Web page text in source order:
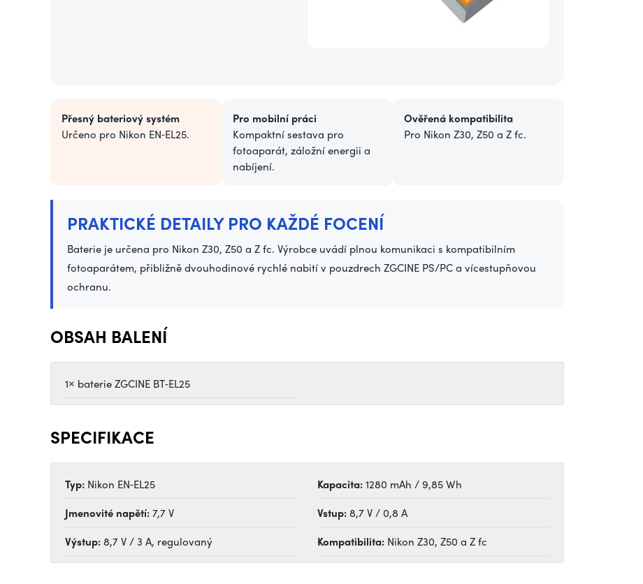
Přesný bateriový systém
Určeno pro Nikon EN‑EL25.
Pro mobilní práci
Kompaktní sestava pro
fotoaparát, záložní energii a
nabíjení.
Ověřená kompatibilita
Pro Nikon Z30, Z50 a Z fc.
PRAKTICKÉ DETAILY PRO KAŽDÉ FOCENÍ
Baterie je určena pro Nikon Z30, Z50 a Z fc. Výrobce uvádí plnou komunikaci s kompatibilním
fotoaparátem, přibližně dvouhodinové rychlé nabití v pouzdrech ZGCINE PS/PC a vícestupňovou
ochranu.
OBSAH BALENÍ
1× baterie ZGCINE BT‑EL25
SPECIFIKACE
Typ: Nikon EN‑EL25 Kapacita:1280 mAh / 9,85 Wh
Jmenovité napětí:7,7 V Vstup:8,7 V / 0,8 A
Výstup:8,7 V / 3 A, regulovaný Kompatibilita:Nikon Z30, Z50 a Z fc